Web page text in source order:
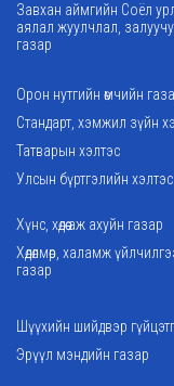
Завхан аймгийн Соёл
аялал жуулчлал,
газар
Орон нутгийн өмчийн
Стандарт, хэмжил зүйн
Татварын хэлтэс
Улсын бүртгэлийн хэлтэс
Хүнс, хөдөө аж ахуйн газар
Хөдөлмөр, халамж
газар
Шүүхийн шийдвэр
Эрүүл мэндийн газар